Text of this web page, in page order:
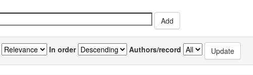
In order Authors/record